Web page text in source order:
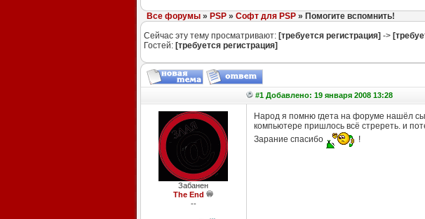
Все форумы» PSP» Софт для PSP» Помогите вспомнить!
Сейчас эту тему просматривают: [требуется регистрация] ->
Гостей: [требуется регистрация]
#1 Добавлено: 19 января 2008 13:28
Забанен
The End
--
Народ я помню гдета на форуме нашёл
компьютере пришлось всё стререть. и
Зарание спасибо
!